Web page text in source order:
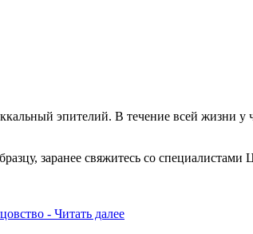
эпителий. В течение всей жизни
заранее свяжитесь со